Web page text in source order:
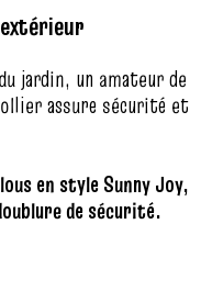
jardin, un amateur de
assure sécurité et
en style Sunny Joy,
de sécurité.